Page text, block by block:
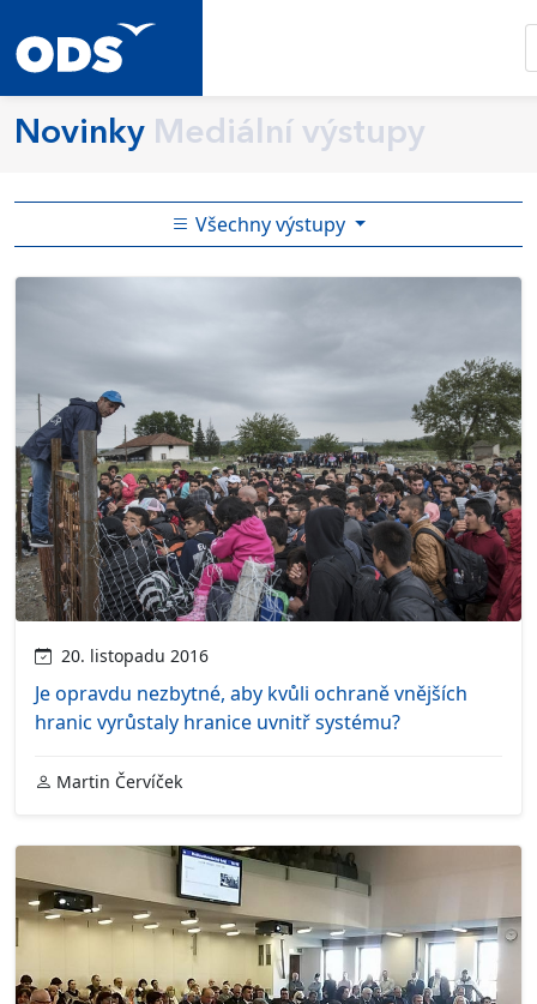
Novinky Mediální výstupy
Všechny výstupy
20. listopadu 2016
Je opravdu nezbytné, aby kvůli ochraně vnějších
hranic vyrůstaly hranice uvnitř systému?
Martin Červíček